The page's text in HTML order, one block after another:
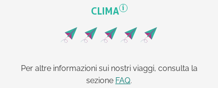
CLIMA i
Per altre informazioni sui nostri viaggi, consulta la
sezione FAQ.